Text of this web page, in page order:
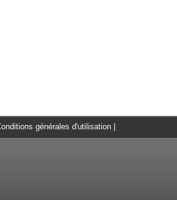
générales d'utilisation